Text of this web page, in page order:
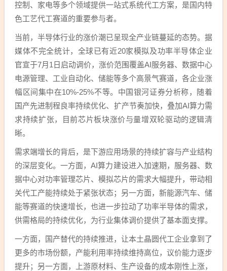
控制、家电等多个领域提供一站式系统代工方案，是国内特
色工艺代工赛道的重要参与者。
当前，半导体行业的涨价潮已呈现全产业链蔓延的态势。据
媒体不完全统计，全球已有近20家模拟及功率半导体企业
官宣于7月1日启动调价，涨价范围覆盖AI服务器、数据中心
电源管理、工业自动化、储能等多个高景气赛道，各企业涨
幅区间集中在10%-25%不等。中国银河证券分析称，随着
国产先进制程良率持续优化、扩产节奏加快，叠加AI算力需
求持续扩张，目前芯片板块涨价与量增双轮驱动的逻辑清
晰。
需求端增长的背后，是下游应用场景的持续扩容与产业结构
的深层变化。一方面，AI算力建设进入加速期，服务器、数
据中心对功率管理芯片、模拟芯片的需求大幅提升，带动相
关代工产能持续处于紧张状态；另一方面，新能源汽车、储
能等赛道的快速增长，也进一步拉动了功率半导体的需求，
供需格局的持续优化，为行业集体调价提供了基本面支撑。
一方面，国产替代的持续推进，让本土晶圆代工企业拿到了
更多的市场份额，产能利用率持续维持高位，议价能力逐步
提升；另一方面，上游原材料、生产设备的成本刚性上涨，